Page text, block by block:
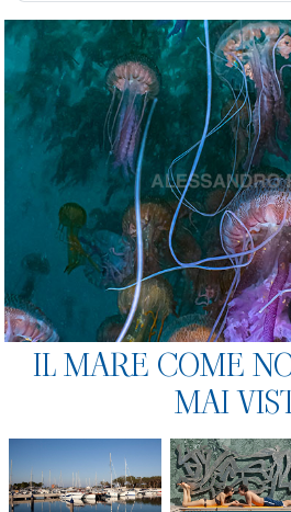
IL MARE COME
MAI